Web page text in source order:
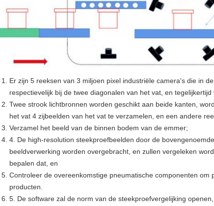
Er zijn 5 reeksen van 3 miljoen pixel industriële camera's die in
respectievelijk bij de twee diagonalen van het vat, en tegelijkertijd
Twee strook lichtbronnen worden geschikt aan beide kanten,
het vat 4 zijbeelden van het vat te verzamelen, en een andere
Verzamel het beeld van de binnen bodem van de emmer;
4. De high-resolution steekproefbeelden door de
beeldverwerking worden overgebracht, en zullen vergeleken
bepalen dat, en
Controleer de overeenkomstige pneumatische componenten
producten.
5. De software zal de norm van de steekproefvergelijking